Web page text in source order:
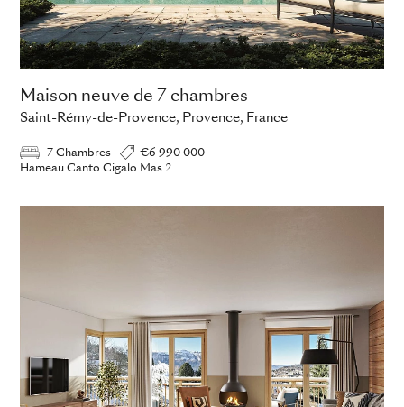
Maison neuve de 7 chambres
Saint-Rémy-de-Provence, Provence, France
7 Chambres
€6 990 000
Hameau Canto Cigalo Mas 2